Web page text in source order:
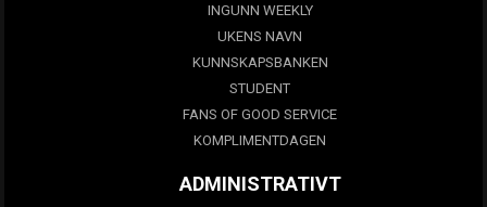
INGUNN WEEKLY
UKENS NAVN
KUNNSKAPSBANKEN
STUDENT
FANS OF GOOD SERVICE
KOMPLIMENTDAGEN
ADMINISTRATIVT